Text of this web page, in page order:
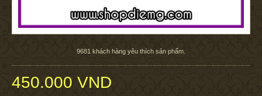
9681 khách hàng yêu thích sản phẩm.
450.000 VND